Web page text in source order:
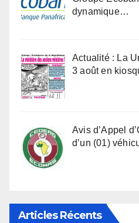
dynamique…
Actualité : La
3 août en
Avis d’Appel
d’un (01)
Articles Récents